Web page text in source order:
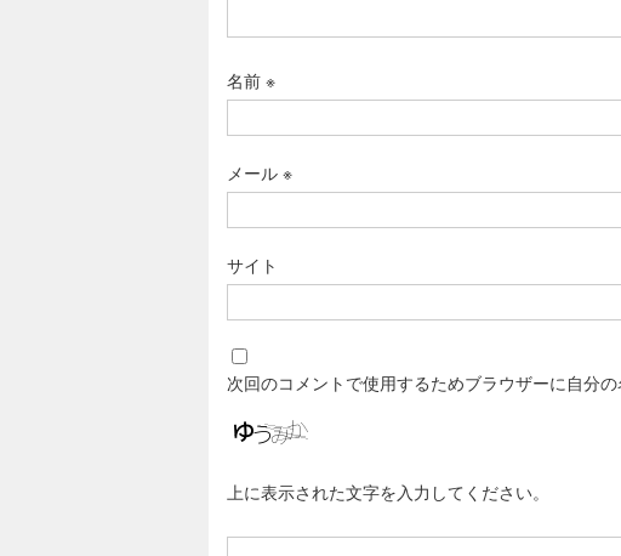
名前 ※
メール ※
サイト
次回のコメントで使用するためブラウザーに自分
上に表示された文字を入力してください。